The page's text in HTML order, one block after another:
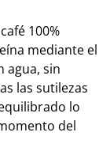
100%
mediante el
agua, sin
las sutilezas
lo
del